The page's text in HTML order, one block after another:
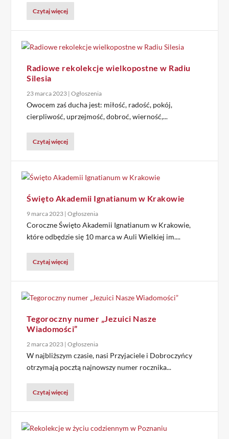
Czytaj więcej
Radiowe rekolekcje wielkopostne w Radiu
Silesia
23 marca 2023 |Ogłoszenia
Owocem zaś ducha jest: miłość, radość, pokój,
cierpliwość, uprzejmość, dobroć, wierność,...
Czytaj więcej
Święto Akademii Ignatianum w Krakowie
9 marca 2023 |Ogłoszenia
Coroczne Święto Akademii Ignatianum w Krakowie,
które odbędzie się 10 marca w Auli Wielkiej im....
Czytaj więcej
Tegoroczny numer „Jezuici Nasze
Wiadomości”
2 marca 2023 |Ogłoszenia
W najbliższym czasie, nasi Przyjaciele i Dobroczyńcy
otrzymają pocztą najnowszy numer rocznika...
Czytaj więcej